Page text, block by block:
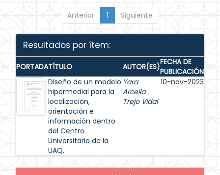
Anterior 1 Siguiente
Resultados por ítem:
PORTADATÍTULO AUTOR(ES)FECHA DE
PUBLICACIÓN
Diseño de un modelo
hipermedial para la
localización,
orientación e
información dentro
del Centro
Universitario de la
UAQ.
Yara
Arcelia
Trejo Vidal
10-nov-2023